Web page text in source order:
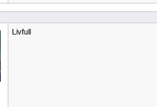
Livfull